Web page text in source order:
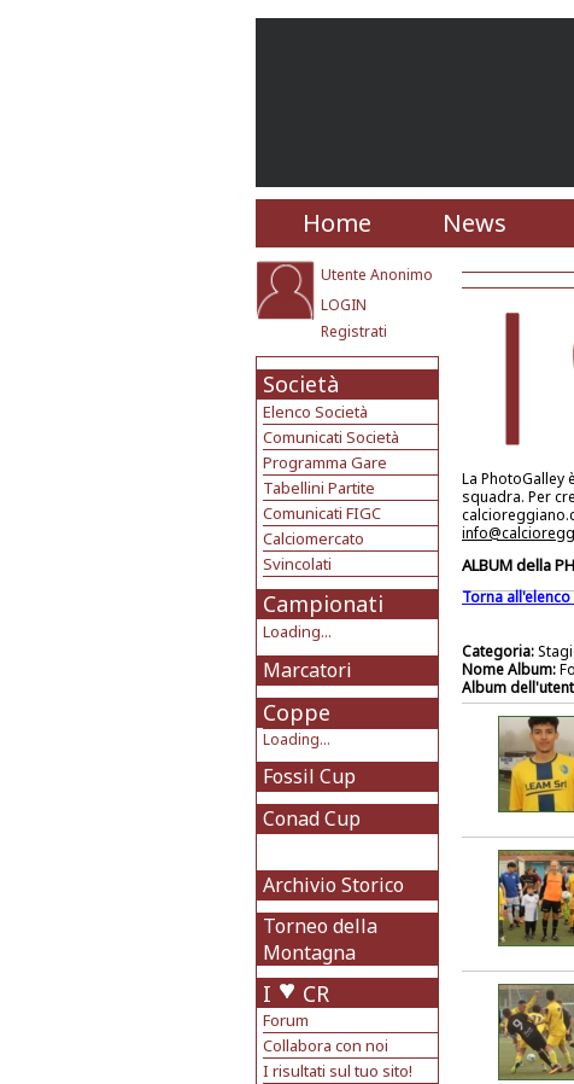
Home News
Utente Anonimo
LOGIN
Registrati
Società
Elenco Società
Comunicati Società
Programma Gare
Tabellini Partite
Comunicati FIGC
Calciomercato
Svincolati
Campionati
Loading...
Marcatori
Coppe
Loading...
Fossil Cup
Conad Cup
Archivio Storico
Torneo della
Montagna
I CR
Forum
Collabora con noi
I risultati sul tuo sito!
La
squadra. Per
ALBUM della
Torna
Categoria:
Nome Album:
Album